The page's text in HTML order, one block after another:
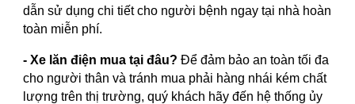
dẫn sử dụng chi tiết cho người bệnh ngay tại nhà hoàn
toàn miễn phí.
- Xe lăn điện mua tại đâu? Để đảm bảo an toàn tối đa
cho người thân và tránh mua phải hàng nhái kém chất
lượng trên thị trường, quý khách hãy đến hệ thống ủy